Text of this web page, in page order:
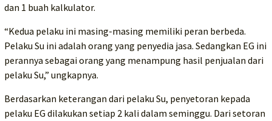
dan 1 buah kalkulator.
“Kedua pelaku ini masing-masing memiliki peran berbeda.
Pelaku Su ini adalah orang yang penyedia jasa. Sedangkan EG ini
perannya sebagai orang yang menampung hasil penjualan dari
pelaku Su,” ungkapnya.
Berdasarkan keterangan dari pelaku Su, penyetoran kepada
pelaku EG dilakukan setiap 2 kali dalam seminggu. Dari setoran